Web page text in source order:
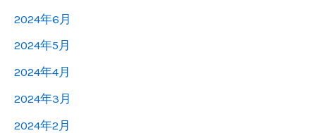
2024年6月
2024年5月
2024年4月
2024年3月
2024年2月